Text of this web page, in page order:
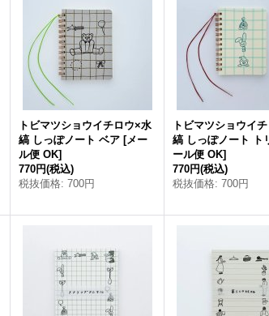
トビマツショウイチロウ×水
縞 しっぽノート ベア [メー
ル便 OK]
770円(税込)
税抜価格: 700円
トビマツショウイ
縞 しっぽノート ト
ール便 OK]
770円(税込)
税抜価格: 700円